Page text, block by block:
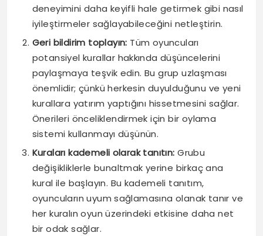
deneyimini daha keyifli hale getirmek gibi nasıl
iyileştirmeler sağlayabileceğini netleştirin.
Geri bildirim toplayın: Tüm oyuncuları
potansiyel kurallar hakkında düşüncelerini
paylaşmaya teşvik edin. Bu grup uzlaşması
önemlidir; çünkü herkesin duyulduğunu ve yeni
kurallara yatırım yaptığını hissetmesini sağlar.
Önerileri önceliklendirmek için bir oylama
sistemi kullanmayı düşünün.
Kuraları kademeli olarak tanıtın: Grubu
değişikliklerle bunaltmak yerine birkaç ana
kural ile başlayın. Bu kademeli tanıtım,
oyuncuların uyum sağlamasına olanak tanır ve
her kuralın oyun üzerindeki etkisine daha net
bir odak sağlar.